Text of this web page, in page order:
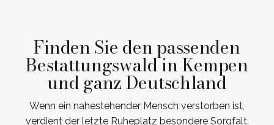
Finden Sie den passenden
Bestattungswald in Kempen
und ganz Deutschland
Wenn ein nahestehender Mensch verstorben ist,
verdient der letzte Ruheplatz besondere Sorgfalt.